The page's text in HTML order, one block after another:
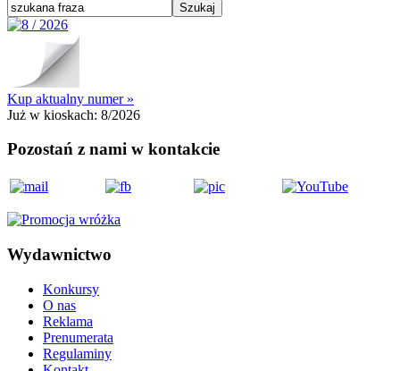
Kup aktualny numer »
Już w kioskach: 8/2026
Pozostań z nami w kontakcie
Wydawnictwo
Konkursy
O nas
Reklama
Prenumerata
Regulaminy